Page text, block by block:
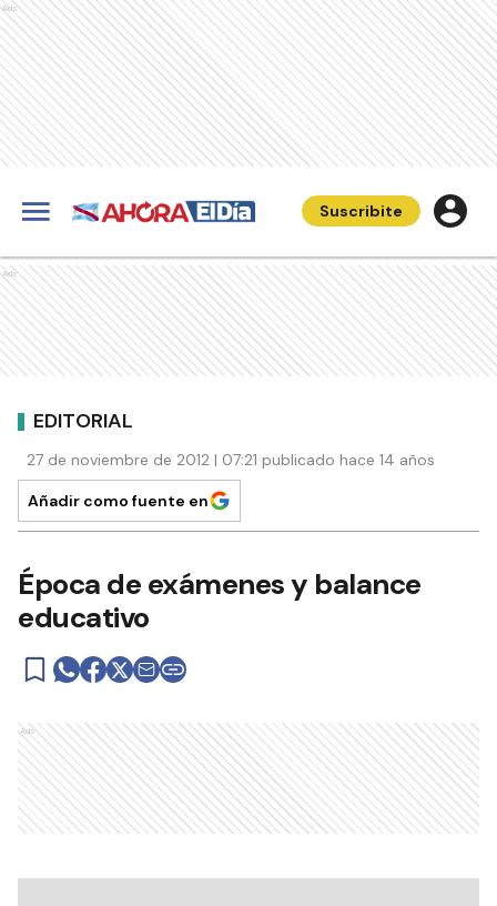
Ads
Suscribite
Ads
EDITORIAL
27 de noviembre de 2012 | 07:21 publicado hace 14 años
Añadir como fuente en
Época de exámenes y balance
educativo
Ads